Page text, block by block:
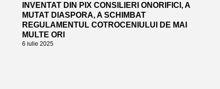
INVENTAT DIN PIX CONSILIERI ONORIFICI, A
MUTAT DIASPORA, A SCHIMBAT
REGULAMENTUL COTROCENIULUI DE MAI
MULTE ORI
6 iulie 2025